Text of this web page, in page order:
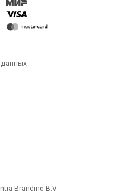
данных
Branding B.V